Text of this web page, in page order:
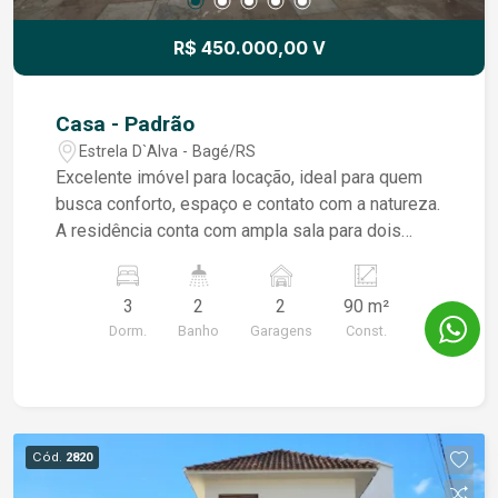
R$ 450.000,00 V
Casa - Padrão
Estrela D`Alva - Bagé/RS
Excelente imóvel para locação, ideal para quem
busca conforto, espaço e contato com a natureza.
A residência conta com ampla sala para dois
e 3 dormitórios, sendo 1 suíte. Possui ainda peça
auxiliar, garagem ampla para 1 veículo e espaço
de estacionamento descoberto. O terreno
3
Dorm.
2
Banho
2
Garagens
90 m²
Const.
Cód. 2820